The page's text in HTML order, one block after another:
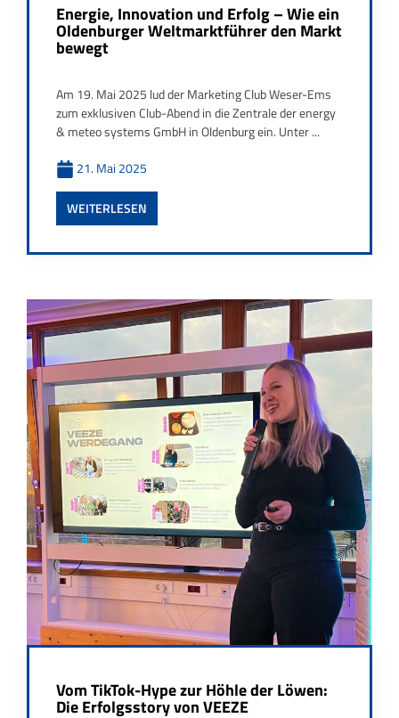
Energie, Innovation und Erfolg – Wie ein
Oldenburger Weltmarktführer den Markt
bewegt
Am 19. Mai 2025 lud der Marketing Club Weser-Ems
zum exklusiven Club-Abend in die Zentrale der energy
& meteo systems GmbH in Oldenburg ein. Unter ...
21. Mai 2025
WEITERLESEN
Vom TikTok-Hype zur Höhle der Löwen:
Die Erfolgsstory von VEEZE